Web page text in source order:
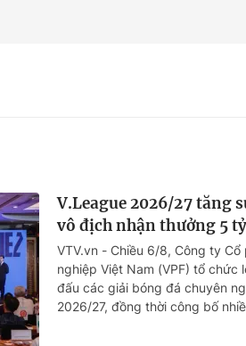
V.League 2026/27 tăng
vô địch nhận thưởng 5
VTV.vn - Chiều 6/8, Công ty Cổ
nghiệp Việt Nam (VPF) tổ chức
đấu các giải bóng đá chuyên
2026/27, đồng thời công bố